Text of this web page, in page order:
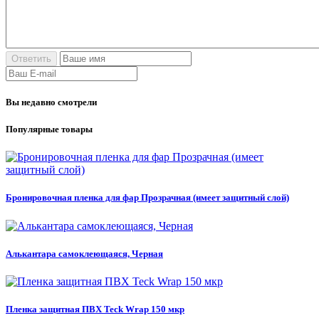
Вы недавно смотрели
Популярные товары
Бронировочная пленка для фар Прозрачная (имеет защитный слой)
Алькантара самоклеющаяся, Черная
Пленка защитная ПВХ Teck Wrap 150 мкр